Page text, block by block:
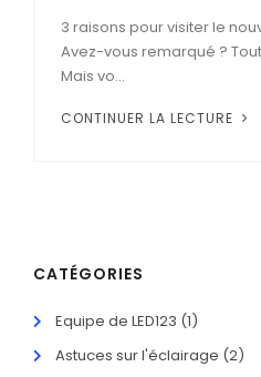
3 raisons pour visiter le
Avez-vous remarqué ?
Mais vo...
CONTINUER LA LECTURE
CATÉGORIES
Equipe de LED123 (1)
Astuces sur l'éclairage (2)